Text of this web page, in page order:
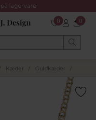
lagervarer
0 0
Kæder Guldkæder